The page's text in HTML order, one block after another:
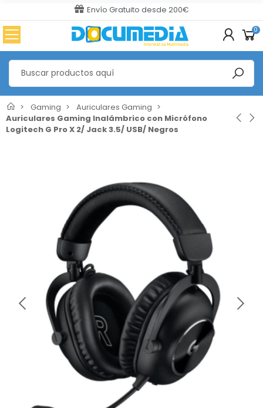
Envío Gratuito desde 200€
0
Gaming
Auriculares Gaming
Auriculares Gaming Inalámbrico con Micrófono
Logitech G Pro X 2/ Jack 3.5/ USB/ Negros